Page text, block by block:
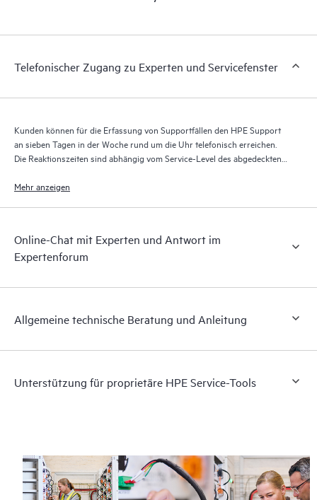
Supportverträgen liefert, die durch den HPE Tech Care Service
Verwaltung ihrer Assets. Sie sehen auf einen Blick, welche
interagieren. Mit neuen Self-Service-Tools können Kunden
selbst ausführen und ein Portal mit sorgfältig
zusammengestellten Wissensressourcen nutzen. HPE Tech Care
Beitrag für Operational Excellence und Leistungsoptimierung
vom Edge bis zur Cloud leisten.
Telefonischer Zugang zu Experten und Servicefenster
Kunden können für die Erfassung von Supportfällen den HPE Support
an sieben Tagen in der Woche rund um die Uhr telefonisch erreichen.
Die Reaktionszeiten sind abhängig vom Service-Level des abgedeckten
Mehr anzeigen
Online-Chat mit Experten und Antwort im
Expertenforum
Allgemeine technische Beratung und Anleitung
Unterstützung für proprietäre HPE Service-Tools